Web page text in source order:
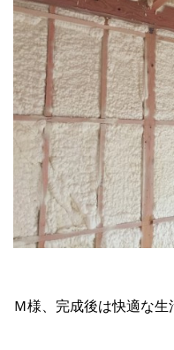
Ｍ様、完成後は快適な生